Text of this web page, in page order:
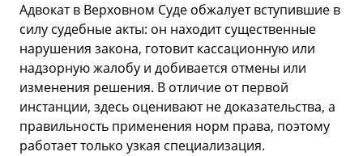
Адвокат в Верховном Суде обжалует вступившие в
силу судебные акты: он находит существенные
нарушения закона, готовит кассационную или
надзорную жалобу и добивается отмены или
изменения решения. В отличие от первой
инстанции, здесь оценивают не доказательства, а
правильность применения норм права, поэтому
работает только узкая специализация.